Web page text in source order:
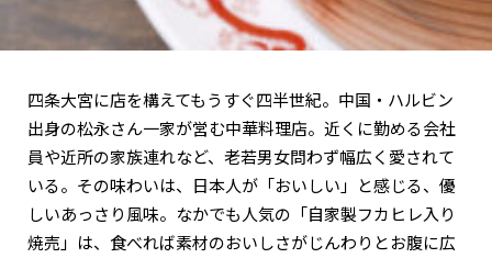
紹介します。
おすすめのイベント
四条大宮に店を構えてもうすぐ四半世紀。中国・ハルビン
出身の松永さん一家が営む中華料理店。近くに勤める会社
員や近所の家族連れなど、老若男女問わず幅広く愛されて
いる。その味わいは、日本人が「おいしい」と感じる、優
しいあっさり風味。なかでも人気の「自家製フカヒレ入り
焼売」は、食べれば素材のおいしさがじんわりとお腹に広